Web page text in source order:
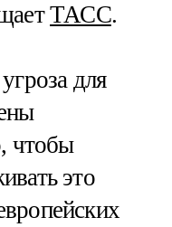
ТАСС.
для
чтобы
это